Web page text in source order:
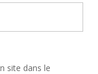
site dans le